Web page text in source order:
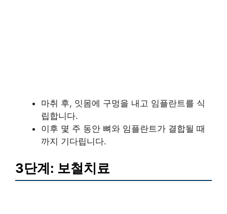
마취 후, 잇몸에 구멍을 내고 임플란트를 식
립합니다.
이후 몇 주 동안 뼈와 임플란트가 결합될 때
까지 기다립니다.
3단계: 보철치료